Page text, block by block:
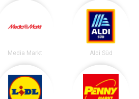
Media Markt Aldi Süd